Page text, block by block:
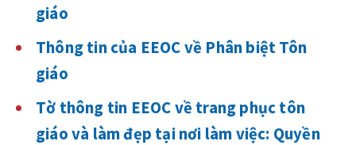
giáo
Thông tin của EEOC về Phân biệt Tôn
giáo
Tờ thông tin EEOC về trang phục tôn
giáo và làm đẹp tại nơi làm việc: Quyền